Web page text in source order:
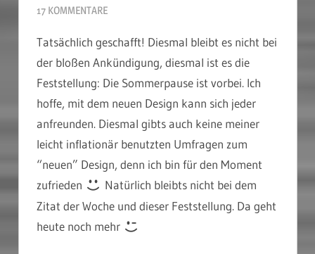
17 KOMMENTARE
Tatsächlich geschafft! Diesmal bleibt es nicht bei
der bloßen Ankündigung, diesmal ist es die
Feststellung: Die Sommerpause ist vorbei. Ich
hoffe, mit dem neuen Design kann sich jeder
anfreunden. Diesmal gibts auch keine meiner
leicht inflationär benutzten Umfragen zum
“neuen” Design, denn ich bin für den Moment
zufrieden
Natürlich bleibts nicht bei dem
Zitat der Woche und dieser Feststellung. Da geht
heute noch mehr